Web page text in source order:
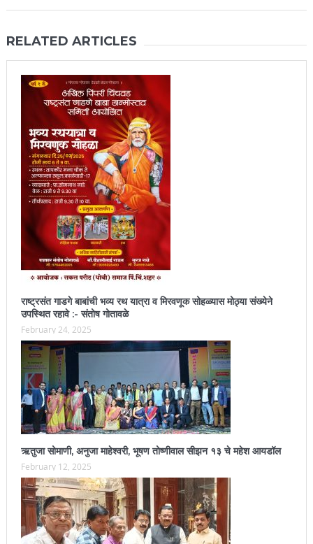
RELATED ARTICLES
राष्ट्रसंत गाडगे बाबांची भव्य रथ यात्रा व मिरवणूक सोहळ्यास मोठ्या संख्येने
उपस्थित रहावे :- संतोष गोतावळे
February 24, 2025
ऋतुजा सोमाणी, अनुजा माहेश्वरी, भूषण तोष्णीवाल सीझन १३ चे महेश आयडॉल
February 12, 2025